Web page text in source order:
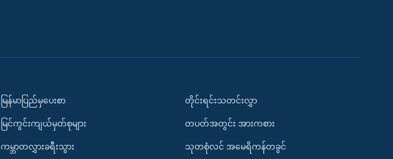
မြန်မာပြည်မှပေးစာ
မြင်ကွင်းကျယ်မှတ်စုများ
ကမ္ဘာတလွှားခရီးသွား
တိုင်းရင်းသတင်းလွှာ
တပတ်အတွင်း အားကစား
သုတစုံလင် အမေရိကန်တခွင်